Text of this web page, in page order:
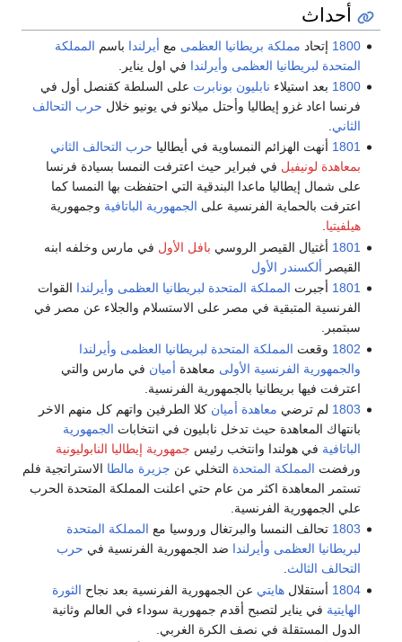
أحداث
1800 إتحاد مملكة بريطانيا العظمى مع أيرلندا باسم المملكة
المتحدة لبريطانيا العظمى وأيرلندا في اول يناير.
1800 بعد استيلاء نابليون بونابرت على السلطة كقنصل أول في
فرنسا اعاد غزو إيطاليا وأحتل ميلانو في يونيو خلال حرب التحالف
الثاني
1801 أنهت الهزائم النمساوية في أيطاليا حرب التحالف الثاني
بمعاهدة لونيفيل في فبراير حيث اعترفت النمسا بسيادة فرنسا
على شمال إيطاليا ماعدا البندقية التي احتفظت بها النمسا كما
اعترفت بالحماية الفرنسية على الجمهورية الباتافية وجمهورية
هيلفيتيا.
1801 أغتيال القيصر الروسي بافل الأول في مارس وخلفه ابنه
القيصر ألكسندر الأول
1801 أجبرت المملكة المتحدة لبريطانيا العظمى وأيرلندا القوات
الفرنسية المتبقية في مصر على الاستسلام والجلاء عن مصر في
سبتمبر.
1802 وقعت المملكة المتحدة لبريطانيا العظمى وأيرلندا
والجمهورية الفرنسية الأولى معاهدة أميان في مارس والتي
اعترفت فيها بريطانيا بالجمهورية الفرنسية.
1803 لم ترضي معاهدة أميان كلا الطرفين واتهم كل منهم الاخر
بانتهاك المعاهدة حيث تدخل نابليون في انتخابات الجمهورية
الباتافية في هولندا وانتخب رئيس جمهورية إيطاليا النابوليونية
ورفضت المملكة المتحدة التخلي عن جزيرة مالطا الاستراتجية فلم
تستمر المعاهدة اكثر من عام حتي اعلنت المملكة المتحدة الحرب
علي الجمهورية الفرنسية.
1803 تحالف النمسا والبرتغال وروسيا مع المملكة المتحدة
لبريطانيا العظمى وأيرلندا ضد الجمهورية الفرنسية في حرب
التحالف الثالث.
1804 أستقلالهايتي عن الجمهورية الفرنسية بعد نجاح الثورة
الهايتية في يناير لتصبح أقدم جمهورية سوداء في العالم وثانية
الدول المستقلة في نصف الكرة الغربي.